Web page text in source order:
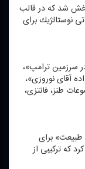
پخش شد كه در قالب
نوستالژیك برای
در سرزمین ترامپ»،
آقای نوروزی»،
طنز، فانتزی،
طبیعت» برای
كه تركیبی از